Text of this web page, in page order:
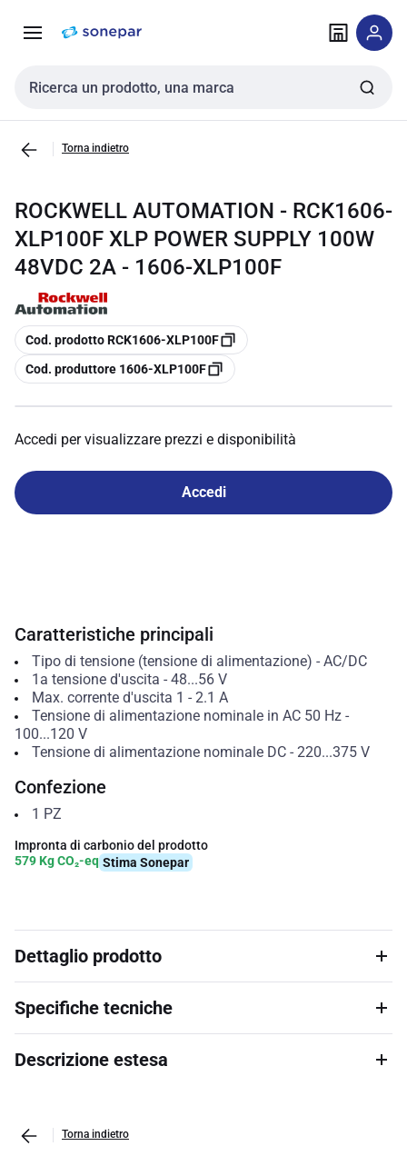
navigazione alla
Cerca input
Torna indietro
ROCKWELL AUTOMATION - RCK1606-
XLP100F XLP POWER SUPPLY 100W
48VDC 2A - 1606-XLP100F
copia
Cod. prodotto RCK1606-XLP100F
copia
Cod. produttore 1606-XLP100F
Accedi per visualizzare prezzi e disponibilità
Accedi
Caratteristiche principali
Tipo di tensione (tensione di alimentazione) - AC/DC
1a tensione d'uscita - 48...56 V
Max. corrente d'uscita 1 - 2.1 A
Tensione di alimentazione nominale in AC 50 Hz-
100...120 V
Tensione di alimentazione nominale DC- 220...375 V
Confezione
1 PZ
Impronta di carbonio del prodotto
579 Kg CO₂-eq Stima Sonepar
Dettaglio prodotto
Specifiche tecniche
Descrizione estesa
Torna indietro